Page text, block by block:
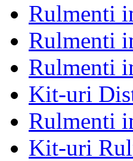
Rulmenti
Rulmenti
Rulmenti
Kit-uri
Rulmenti
Kit-uri